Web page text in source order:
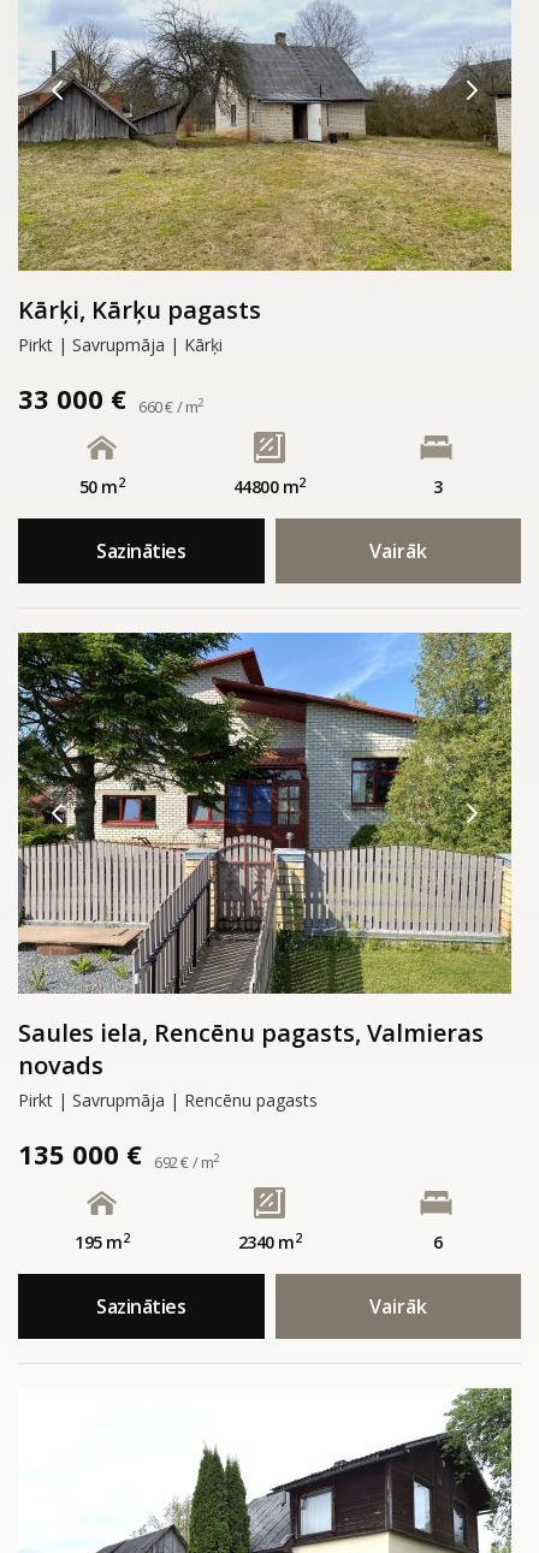
Kārķi, Kārķu pagasts
Pirkt | Savrupmāja | Kārķi
33 000 € 660 € / m2
50 m2 44800 m2 3
Sazināties Vairāk
Saules iela, Rencēnu pagasts, Valmieras
novads
Pirkt | Savrupmāja | Rencēnu pagasts
135 000 € 692 € / m2
195 m2 2340 m2 6
Sazināties Vairāk